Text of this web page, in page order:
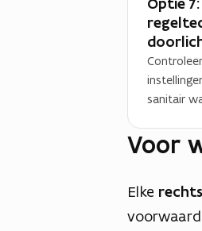
sanitair
Voor
Elke